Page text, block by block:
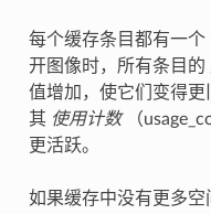
每个缓存条目都有一个
开图像时，所有条目的
值增加，使它们变得更
其 使用计数（
更活跃。
如果缓存中没有更多空